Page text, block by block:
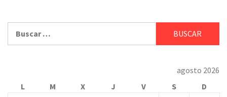
agosto 2026
L
M X J V S
D